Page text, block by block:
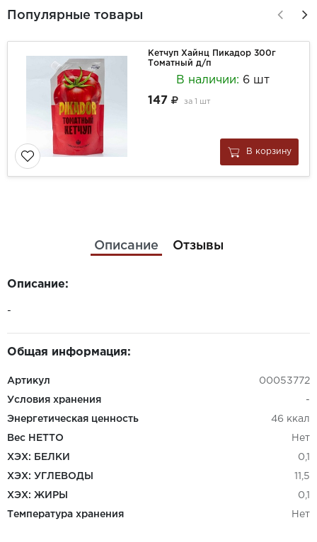
Популярные товары
Кетчуп Хайнц Пикадор 300г
Томатный д/п
В наличии: 6 шт
147
за 1 шт
В корзину
Описание Отзывы
Описание:
-
Общая информация:
Артикул 00053772
Условия хранения -
Энергетическая ценность 46 ккал
Вес НЕТТО Нет
ХЭХ: БЕЛКИ 0,1
ХЭХ: УГЛЕВОДЫ 11,5
ХЭХ: ЖИРЫ 0,1
Температура хранения Нет